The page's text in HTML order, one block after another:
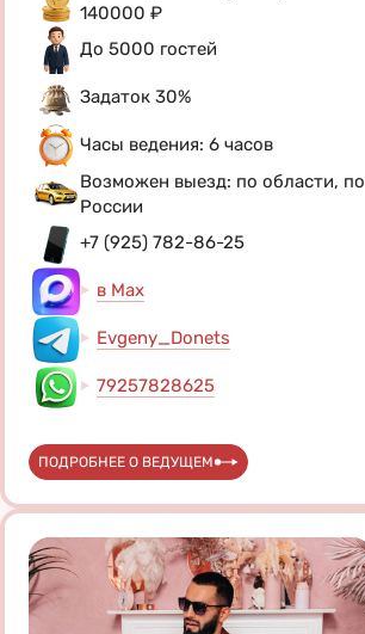
140000 ₽
До 5000 гостей
Задаток 30%
Часы ведения: 6 часов
Возможен выезд: по области, по
России
+7 (925) 782-86-25
в Max
Evgeny_Donets
79257828625
ПОДРОБНЕЕ О ВЕДУЩЕМ